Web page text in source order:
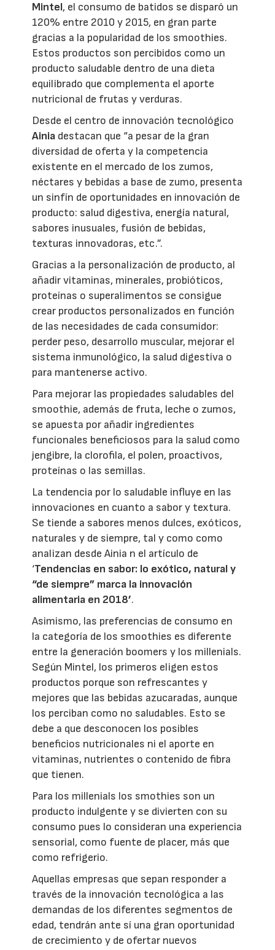
Mintel, el consumo de batidos se disparó un
120% entre 2010 y 2015, en gran parte
gracias a la popularidad de los smoothies.
Estos productos son percibidos como un
producto saludable dentro de una dieta
equilibrado que complementa el aporte
nutricional de frutas y verduras.
Desde el centro de innovación tecnológico
Ainia destacan que “a pesar de la gran
diversidad de oferta y la competencia
existente en el mercado de los zumos,
néctares y bebidas a base de zumo, presenta
un sinfín de oportunidades en innovación de
producto: salud digestiva, energía natural,
sabores inusuales, fusión de bebidas,
texturas innovadoras, etc.”.
Gracias a la personalización de producto, al
añadir vitaminas, minerales, probióticos,
proteínas o superalimentos se consigue
crear productos personalizados en función
de las necesidades de cada consumidor:
perder peso, desarrollo muscular, mejorar el
sistema inmunológico, la salud digestiva o
para mantenerse activo.
Para mejorar las propiedades saludables del
smoothie, además de fruta, leche o zumos,
se apuesta por añadir ingredientes
funcionales beneficiosos para la salud como
jengibre, la clorofila, el polen, proactivos,
proteínas o las semillas.
La tendencia por lo saludable influye en las
innovaciones en cuanto a sabor y textura.
Se tiende a sabores menos dulces, exóticos,
naturales y de siempre, tal y como como
analizan desde Ainia n el artículo de
‘Tendencias en sabor: lo exótico, natural y
“de siempre” marca la innovación
alimentaria en 2018’.
Asimismo, las preferencias de consumo en
la categoría de los smoothies es diferente
entre la generación boomers y los millenials.
Según Mintel, los primeros eligen estos
productos porque son refrescantes y
mejores que las bebidas azucaradas, aunque
los perciban como no saludables. Esto se
debe a que desconocen los posibles
beneficios nutricionales ni el aporte en
vitaminas, nutrientes o contenido de fibra
que tienen.
Para los millenials los smothies son un
producto indulgente y se divierten con su
consumo pues lo consideran una experiencia
sensorial, como fuente de placer, más que
como refrigerio.
Aquellas empresas que sepan responder a
través de la innovación tecnológica a las
demandas de los diferentes segmentos de
edad, tendrán ante sí una gran oportunidad
de crecimiento y de ofertar nuevos